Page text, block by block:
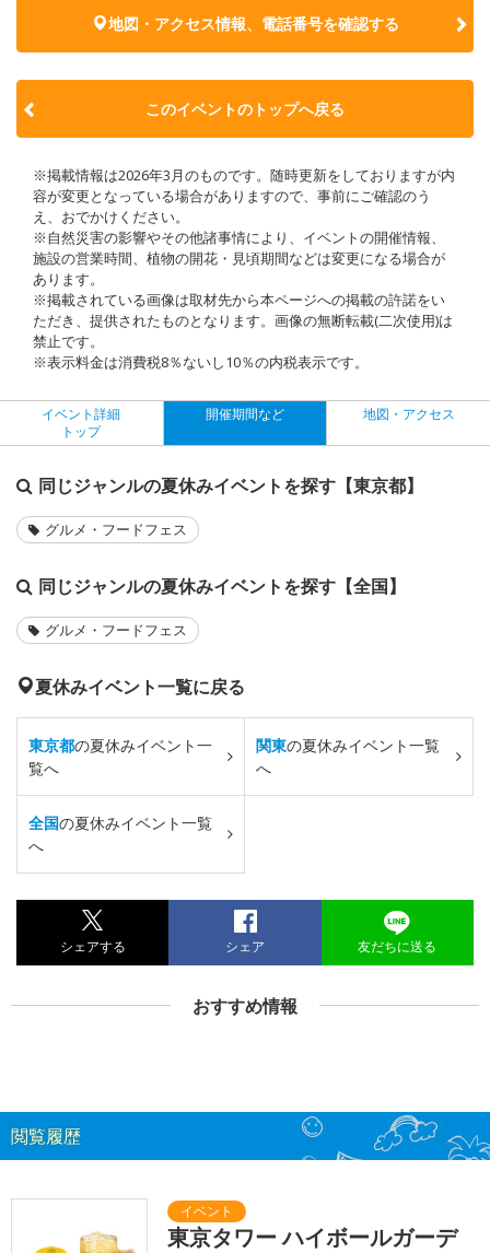
地図・アクセス情報、電話番号を確認する
このイベントのトップへ戻る
※掲載情報は2026年3月のものです。随時更新をしておりますが内
容が変更となっている場合がありますので、事前にご確認のう
え、おでかけください。
※自然災害の影響やその他諸事情により、イベントの開催情報、
施設の営業時間、植物の開花・見頃期間などは変更になる場合が
あります。
※掲載されている画像は取材先から本ページへの掲載の許諾をい
ただき、提供されたものとなります。画像の無断転載(二次使用)は
禁止です。
※表示料金は消費税8％ないし10％の内税表示です。
イベント詳細
トップ
開催期間など 地図・アクセス
同じジャンルの夏休みイベントを探す【東京都】
グルメ・フードフェス
同じジャンルの夏休みイベントを探す【全国】
グルメ・フードフェス
夏休みイベント一覧に戻る
東京都の夏休みイベント一
覧へ
関東の夏休みイベント一覧
へ
全国の夏休みイベント一覧
へ
シェアする シェア 友だちに送る
おすすめ情報
閲覧履歴
東京タワー ハイボールガーデ